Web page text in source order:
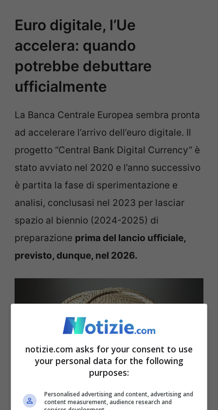
Euro digitale, l’Ue
accelera: quando
potrebbe debuttare
ufficialmente
La Banca Centrale Europea sembra pronta
ad accelerare l’arrivo dell’euro digitale. Il
progetto “Central Bank Digital Currency” è
stato avviato nel 2020 e l’anno successivo
è partita la fase di sperimentazione e
analisi, conclusasi nel 2023 per lasciar
spazio al biennio (2024-2025) di
preparazione prima del lancio ufficiale,
previsto, dunque, nel 2026.
Euro digitale, l’Ue accelera: quando potrebbe debuttare
notizie.com asks for your consent to use
your personal data for the following
purposes:
Personalised advertising and content, advertising and
content measurement, audience research and